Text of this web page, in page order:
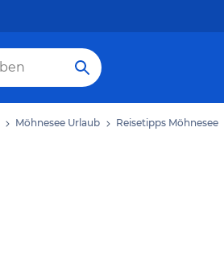
Möhnesee Urlaub Reisetipps Möhnesee